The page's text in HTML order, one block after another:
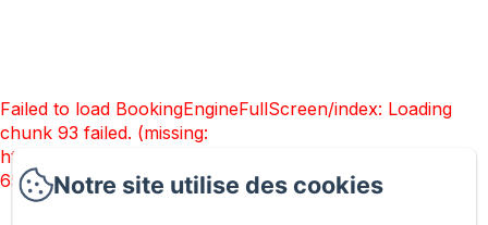
Failed to load BookingEngineFullScreen/index: Loading
chunk 93 failed. (missing:
https://d1cmur5l0xva3h.cloudfront.net/packs/93-
65acea04403f90f9-51549dd374e3067c.js)
Notre site utilise des cookies